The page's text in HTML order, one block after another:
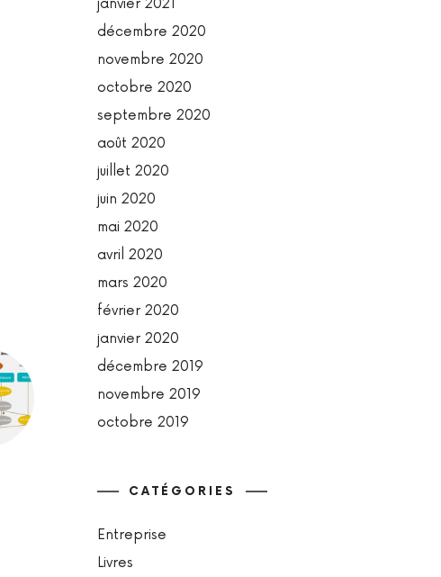
janvier 2021
décembre 2020
novembre 2020
octobre 2020
septembre 2020
août 2020
juillet 2020
juin 2020
mai 2020
avril 2020
mars 2020
février 2020
janvier 2020
décembre 2019
novembre 2019
octobre 2019
CATÉGORIES
Entreprise
Livres